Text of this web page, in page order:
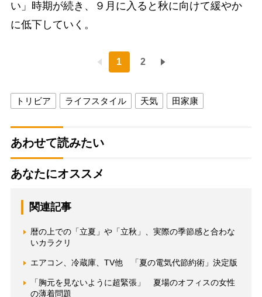
い」時期が続き、９月に入ると秋に向けて緩やか
に低下していく。
1 2
トリビア ライフスタイル 天気 田家康
あわせて読みたい
あなたにオススメ
関連記事
暦の上での「立夏」や「立秋」、実際の季節感と合わな
いカラクリ
エアコン、冷蔵庫、TV他 「夏の電気代節約術」決定版
「胸元を見ないように超緊張」 夏場のオフィスの女性
の薄着問題